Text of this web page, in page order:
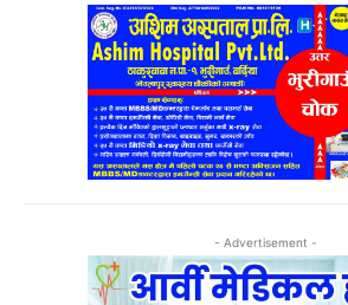
- Advertisement -